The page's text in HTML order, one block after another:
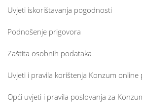
Uvjeti iskorištavanja pogodnosti
Podnošenje prigovora
Zaštita osobnih podataka
Uvjeti i pravila korištenja Konzum
Opći uvjeti i pravila poslovanja za